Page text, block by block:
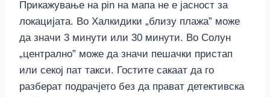
Прикажување на pin на мапа не е јасност за
локацијата. Во Халкидики „близу плажа” може
да значи 3 минути или 30 минути. Во Солун
„централно” може да значи пешачки пристап
или секој пат такси. Гостите сакаат да го
разберат подрачјето без да прават детективска